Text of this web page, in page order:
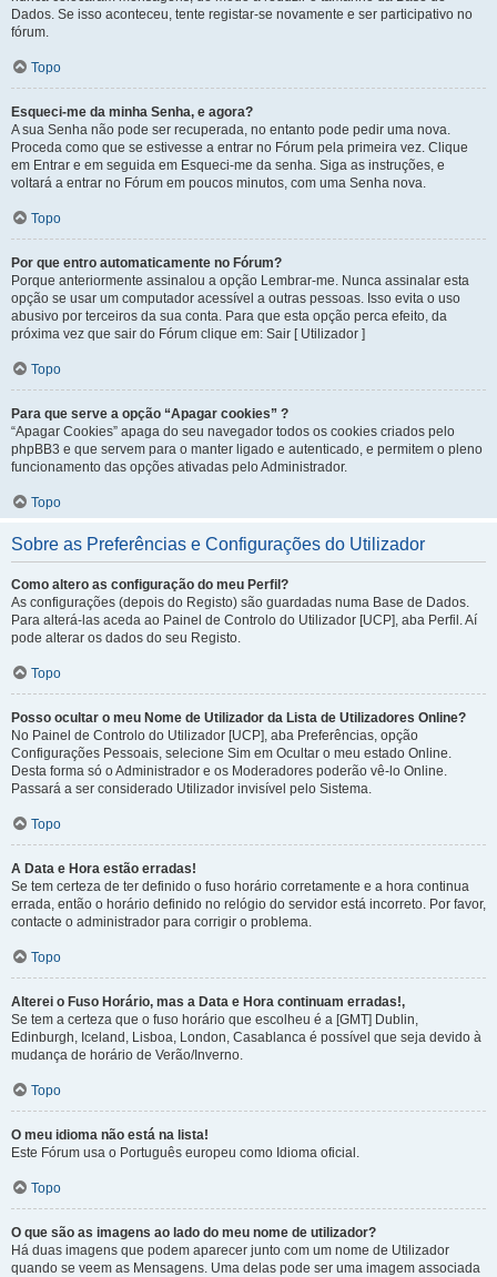
Dados. Se isso aconteceu, tente registar-se novamente e ser participativo no
fórum.
Topo
Esqueci-me da minha Senha, e agora?
A sua Senha não pode ser recuperada, no entanto pode pedir uma nova.
Proceda como que se estivesse a entrar no Fórum pela primeira vez. Clique
em Entrar e em seguida em Esqueci-me da senha. Siga as instruções, e
voltará a entrar no Fórum em poucos minutos, com uma Senha nova.
Topo
Por que entro automaticamente no Fórum?
Porque anteriormente assinalou a opção Lembrar-me. Nunca assinalar esta
opção se usar um computador acessível a outras pessoas. Isso evita o uso
abusivo por terceiros da sua conta. Para que esta opção perca efeito, da
próxima vez que sair do Fórum clique em: Sair [ Utilizador ]
Topo
Para que serve a opção “Apagar cookies” ?
“Apagar Cookies” apaga do seu navegador todos os cookies criados pelo
phpBB3 e que servem para o manter ligado e autenticado, e permitem o pleno
funcionamento das opções ativadas pelo Administrador.
Topo
Sobre as Preferências e Configurações do Utilizador
Como altero as configuração do meu Perfil?
As configurações (depois do Registo) são guardadas numa Base de Dados.
Para alterá-las aceda ao Painel de Controlo do Utilizador [UCP], aba Perfil. Aí
pode alterar os dados do seu Registo.
Topo
Posso ocultar o meu Nome de Utilizador da Lista de Utilizadores Online?
No Painel de Controlo do Utilizador [UCP], aba Preferências, opção
Configurações Pessoais, selecione Sim em Ocultar o meu estado Online.
Desta forma só o Administrador e os Moderadores poderão vê-lo Online.
Passará a ser considerado Utilizador invisível pelo Sistema.
Topo
A Data e Hora estão erradas!
Se tem certeza de ter definido o fuso horário corretamente e a hora continua
errada, então o horário definido no relógio do servidor está incorreto. Por favor,
contacte o administrador para corrigir o problema.
Topo
Alterei o Fuso Horário, mas a Data e Hora continuam erradas!,
Se tem a certeza que o fuso horário que escolheu é a [GMT] Dublin,
Edinburgh, Iceland, Lisboa, London, Casablanca é possível que seja devido à
mudança de horário de Verão/Inverno.
Topo
O meu idioma não está na lista!
Este Fórum usa o Português europeu como Idioma oficial.
Topo
O que são as imagens ao lado do meu nome de utilizador?
Há duas imagens que podem aparecer junto com um nome de Utilizador
quando se veem as Mensagens. Uma delas pode ser uma imagem associada